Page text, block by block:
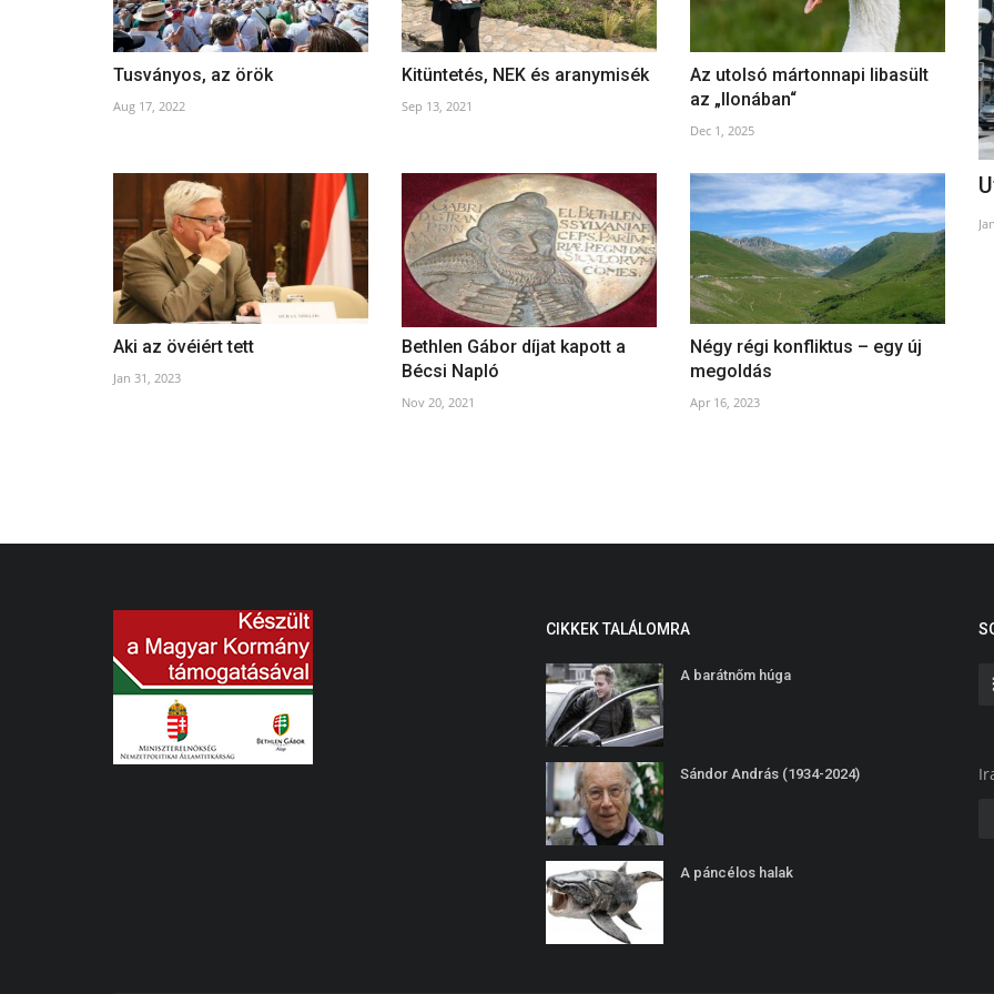
Tusványos, az örök
Aug 17, 2022
Kitüntetés, NEK és aranymisék
Sep 13, 2021
Az utolsó mártonnapi libasült
az „Ilonában“
Dec 1, 2025
Aki az övéiért tett
Jan 31, 2023
Bethlen Gábor díjat kapott a
Bécsi Napló
Nov 20, 2021
Négy régi konfliktus – egy új
megoldás
Apr 16, 2023
SZÍVVERÉS A MAGASBAN
May 13, 2025
István király és az új kenyér ünnepe
Bécsben
Aug 18, 2025
CIKKEK TALÁLOMRA
A barátnőm húga
Sándor András (1934-2024)
A páncélos halak